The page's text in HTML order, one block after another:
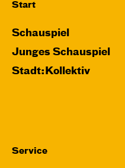
Start
Schauspiel
Junges Schauspiel
Stadt:Kollektiv
Service